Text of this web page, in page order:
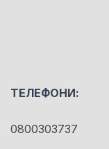
ТЕЛЕФОНИ:
0800303737